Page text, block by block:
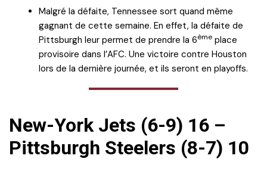
Malgré la défaite, Tennessee sort quand même
gagnant de cette semaine. En effet, la défaite de
Pittsburgh leur permet de prendre la 6ème place
provisoire dans l’AFC. Une victoire contre Houston
lors de la dernière journée, et ils seront en playoffs.
New-York Jets (6-9) 16 –
Pittsburgh Steelers (8-7) 10